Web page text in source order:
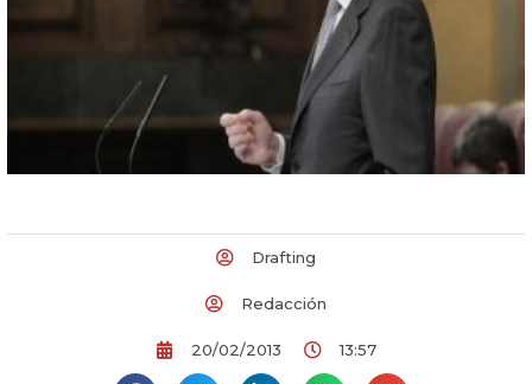
Drafting
Redacción
20/02/2013 13:57